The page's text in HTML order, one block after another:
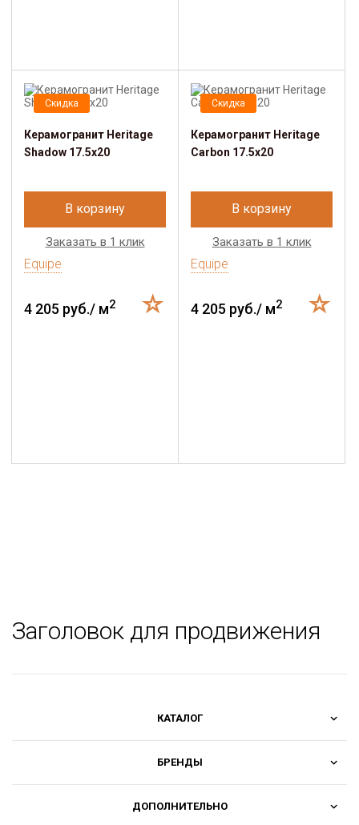
Скидка
Керамогранит Heritage
Shadow 17.5х20
В корзину
Заказать в 1 клик
Equipe
4 205 руб./ м2
Скидка
Керамогранит Heritage
Carbon 17.5х20
В корзину
Заказать в 1 клик
Equipe
4 205 руб./ м2
Заголовок для продвижения
КАТАЛОГ
БРЕНДЫ
ДОПОЛНИТЕЛЬНО